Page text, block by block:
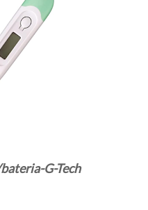
G-Tech